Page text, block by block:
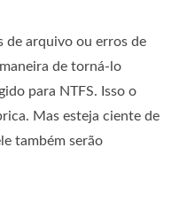
de arquivo ou erros de
de torná-lo
para NTFS. Isso o
Mas esteja ciente de
também serão